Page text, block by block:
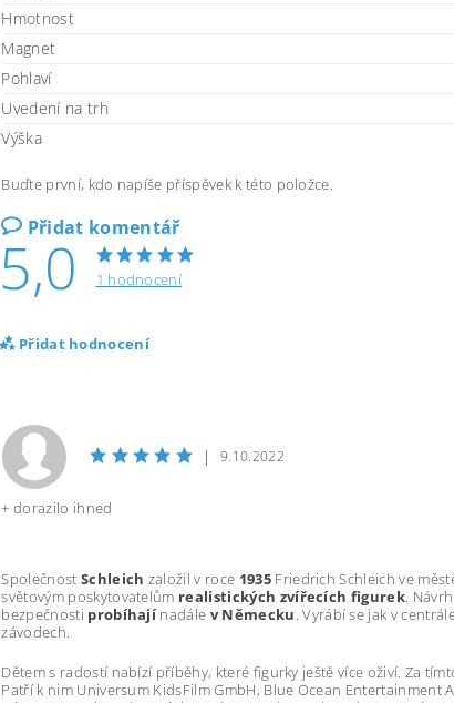
Hmotnost
Magnet
Pohlaví
Uvedení na trh
Výška
Buďte první, kdo napíše příspěvek k této položce.
Přidat komentář
5,0 1 hodnocení
Přidat hodnocení
| 9.10.2022
+ dorazilo ihned
Společnost Schleich založil v roce 1935Friedrich Schleich ve
světovým poskytovatelům realistických zvířecích figurek .
bezpečnosti probíhajínadále v Německu . Vyrábí se jak v
závodech.
Dětem s radostí nabízí příběhy, které figurky ještě více oživí. Za
Patří k nim Universum KidsFilm GmbH, Blue Ocean Entertainment